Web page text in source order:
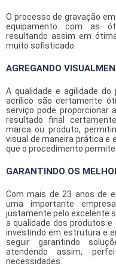
O processo degravação
equipamento com as
resultando assim em
muito sofisticado.
AGREGANDO
A qualidade e agilidade
acrílico são certamente
serviço pode proporcionar
resultado final
marca ou produto,
visual de maneira prática e
que o procedimento permite.
GARANTINDO OS
Com mais de 23 anos de
uma importante
justamente pelo excelente
a qualidade dos produtos e
investindo em estrutura e
seguir garantindo
atendendo assim,
necessidades.